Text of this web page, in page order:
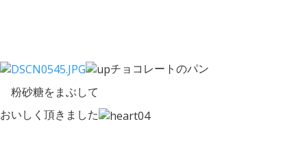
チョコレートのパン
粉砂糖をまぶして
おいしく頂きました